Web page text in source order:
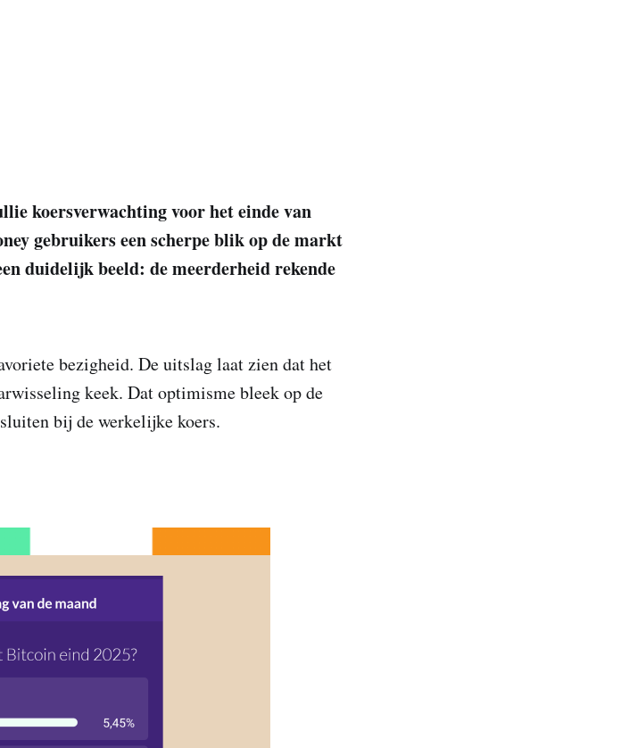
koersverwachting voor het einde van
gebruikers een scherpe blik op de markt
duidelijk beeld: de meerderheid rekende
bezigheid. De uitslag laat zien dat het
keek. Dat optimisme bleek op de
bij de werkelijke koers.